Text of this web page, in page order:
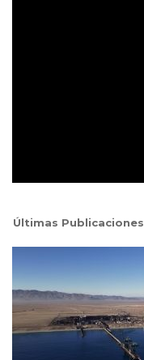
Últimas Publicaciones